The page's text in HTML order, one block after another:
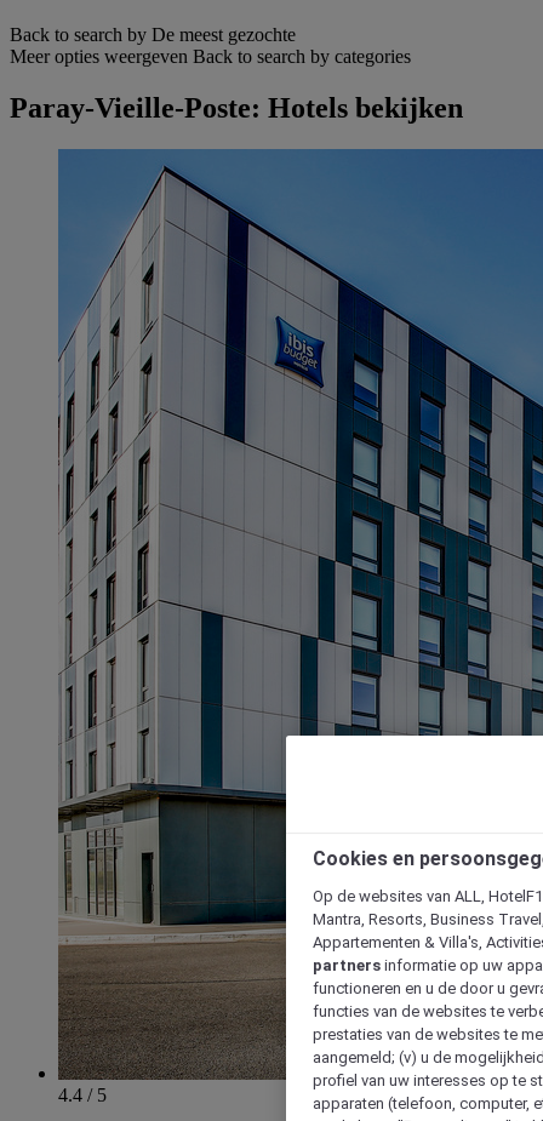
Back to search by De meest gezochte
Meer opties weergeven Back to search by categories
Paray-Vieille-Poste: Hotels bekijken
4.4 / 5
Cookies en
Op de websites van ALL,
Mantra, Resorts, Business
Appartementen & Villa's,
partners informatie op uw
functioneren en u de door u
functies van de websites te
prestaties van de websites te
aangemeld; (v) u de
profiel van uw interesses op te
apparaten (telefoon, computer,